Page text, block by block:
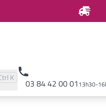
et
K pour rechercher
03 84 42 00 0113h30-
sur le site